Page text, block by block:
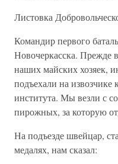
Листовка
Командир первого
Новочеркасска. Прежде
наших майских хозяек,
подъехали на извозчике
института. Мы везли с
пирожных, за которую
На подъезде швейцар,
медалях, нам сказал: